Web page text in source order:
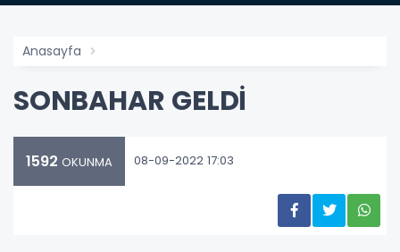
Anasayfa
SONBAHAR GELDİ
1592 OKUNMA 08-09-2022 17:03